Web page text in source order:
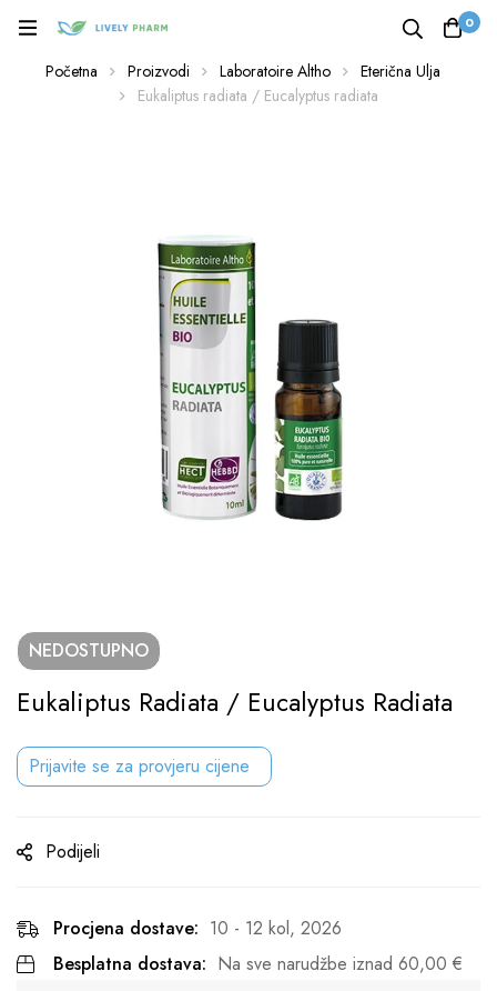
0
Početna Proizvodi Laboratoire Altho
Eterična Ulja
Eukaliptus radiata / Eucalyptus radiata
NEDOSTUPNO
Eukaliptus Radiata / Eucalyptus Radiata
Prijavite se za provjeru cijene
Podijeli
Procjena dostave: 10 - 12 kol, 2026
Besplatna dostava: Na sve narudžbe iznad 60,00 €